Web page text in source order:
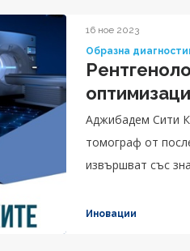
16 ное 2023
Образна
Аджибадем Сити
томограф от последно поколение. Апаратът
извършват със
имат възможно
Иновации